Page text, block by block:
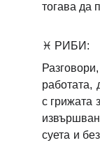
тогава да
♓ РИБИ:
с грижата
суета и